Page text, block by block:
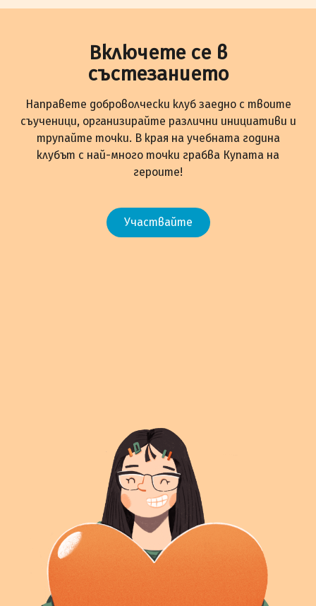
Включете се в
състезанието
Направете доброволчески клуб заедно с твоите
съученици, организирайте различни инициативи и
трупайте точки. В края на учебната година
клубът с най-много точки грабва Купата на
героите!
Участвайте